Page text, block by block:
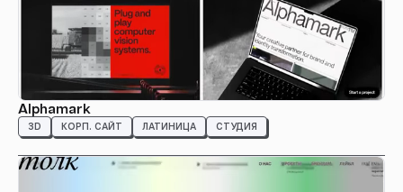
Alphamark
3D КОРП. САЙТ ЛАТИНИЦА СТУДИЯ